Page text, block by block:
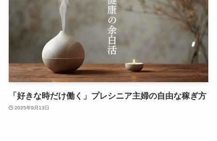
「好きな時だけ働く」プレシニア主婦の自由な稼ぎ方
2025年9月13日